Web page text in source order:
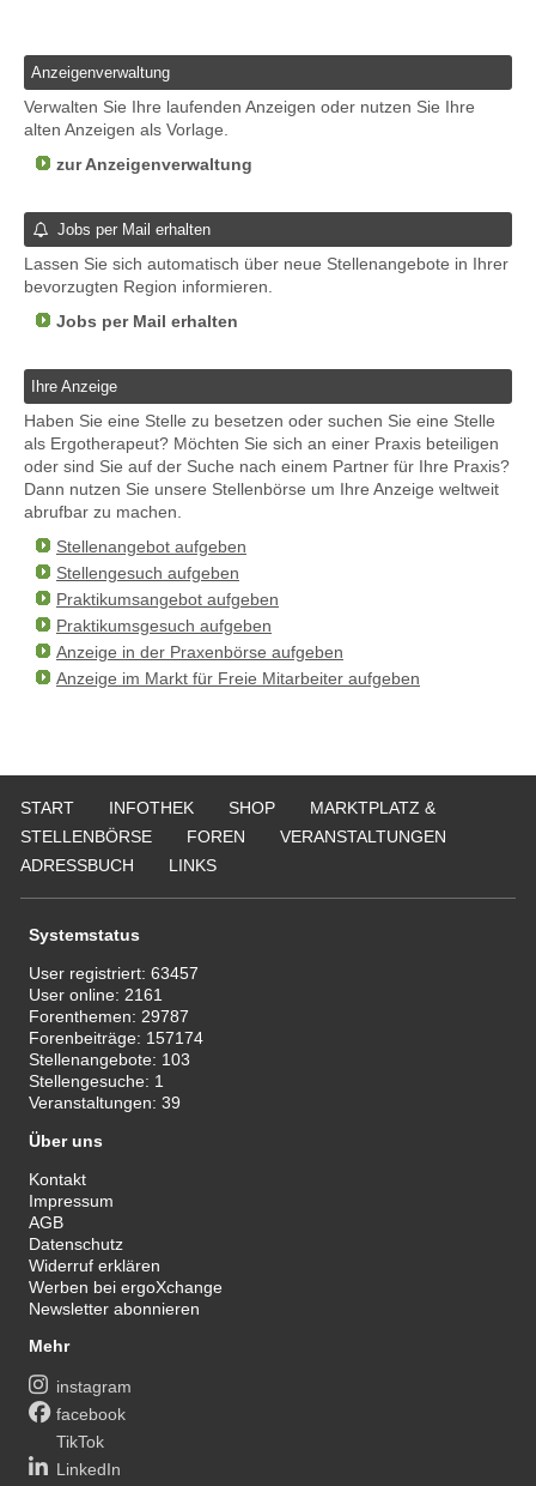
Anzeigenverwaltung
Verwalten Sie Ihre laufenden Anzeigen oder nutzen Sie Ihre
alten Anzeigen als Vorlage.
zur Anzeigenverwaltung
Jobs per Mail erhalten
Lassen Sie sich automatisch über neue Stellenangebote in Ihrer
bevorzugten Region informieren.
Jobs per Mail erhalten
Ihre Anzeige
Haben Sie eine Stelle zu besetzen oder suchen Sie eine Stelle
als Ergotherapeut? Möchten Sie sich an einer Praxis beteiligen
oder sind Sie auf der Suche nach einem Partner für Ihre Praxis?
Dann nutzen Sie unsere Stellenbörse um Ihre Anzeige weltweit
abrufbar zu machen.
Stellenangebot aufgeben
Stellengesuch aufgeben
Praktikumsangebot aufgeben
Praktikumsgesuch aufgeben
Anzeige in der Praxenbörse aufgeben
Anzeige im Markt für Freie Mitarbeiter aufgeben
START INFOTHEK SHOP
MARKTPLATZ &
STELLENBÖRSE
FOREN
VERANSTALTUNGEN
ADRESSBUCH
LINKS
Systemstatus
User registriert:63457
User online: 2161
Forenthemen: 29787
Forenbeiträge: 157174
Stellenangebote: 103
Stellengesuche: 1
Veranstaltungen:39
Über uns
Kontakt
Impressum
AGB
Datenschutz
Widerruf erklären
Werben bei ergoXchange
Newsletter abonnieren
Mehr
instagram
facebook
TikTok
LinkedIn